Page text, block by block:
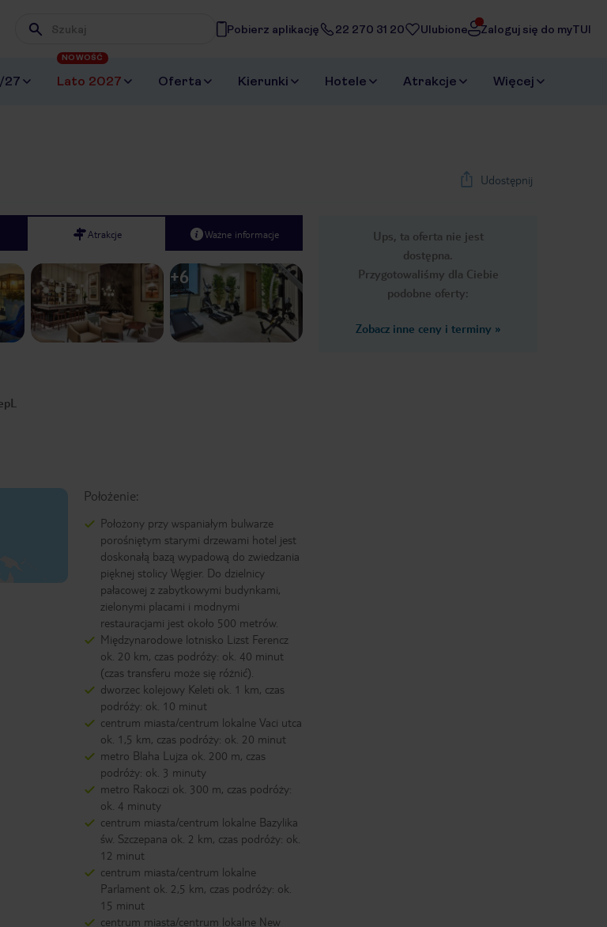
Wpisz frazę, której szukasz
Pobierz aplikację 22 270 31 20 Ulubione Zaloguj się do myTUI
27 Lato 2027
NOWOŚĆ
Oferta Kierunki Hotele Atrakcje Więcej
Udostępnij
Ups, ta oferta nie jest
dostępna.
Przygotowaliśmy dla Ciebie
podobne oferty:
Zobacz inne ceny i terminy »
Atrakcje Ważne informacje
Next slide
1/12
+6
Położenie:
Położony przy wspaniałym bulwarze
porośniętym starymi drzewami hotel jest
doskonałą bazą wypadową do zwiedzania
pięknej stolicy Węgier. Do dzielnicy
pałacowej z zabytkowymi budynkami,
zielonymi placami i modnymi
restauracjami jest około 500 metrów.
Międzynarodowe lotnisko Lizst Ferencz
ok. 20 km, czas podróży: ok. 40 minut
(czas transferu może się różnić).
dworzec kolejowy Keleti ok. 1 km, czas
podróży: ok. 10 minut
centrum miasta/centrum lokalne Vaci utca
ok. 1,5 km, czas podróży: ok. 20 minut
metro Blaha Lujza ok. 200 m, czas
podróży: ok. 3 minuty
metro Rakoczi ok. 300 m, czas podróży:
ok. 4 minuty
centrum miasta/centrum lokalne Bazylika
św. Szczepana ok. 2 km, czas podróży: ok.
12 minut
centrum miasta/centrum lokalne
Parlament ok. 2,5 km, czas podróży: ok.
15 minut
centrum miasta/centrum lokalne New